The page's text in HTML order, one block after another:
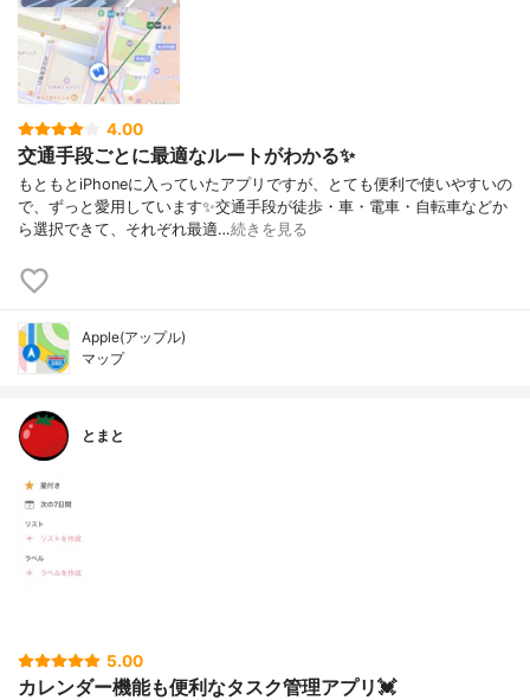
4.00
交通手段ごとに最適なルートがわかる✨
もともとiPhoneに入っていたアプリですが、とても便利で使いやすいの
で、ずっと愛用しています✨交通手段が徒歩・車・電車・自転車などか
ら選択できて、それぞれ最適…続きを見る
Apple(アップル)
マップ
とまと
5.00
カレンダー機能も便利なタスク管理アプリ💓